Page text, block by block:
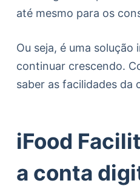
até mesmo para os
Ou seja, é uma solução
continuar crescendo.
saber as facilidades da
iFood
a conta